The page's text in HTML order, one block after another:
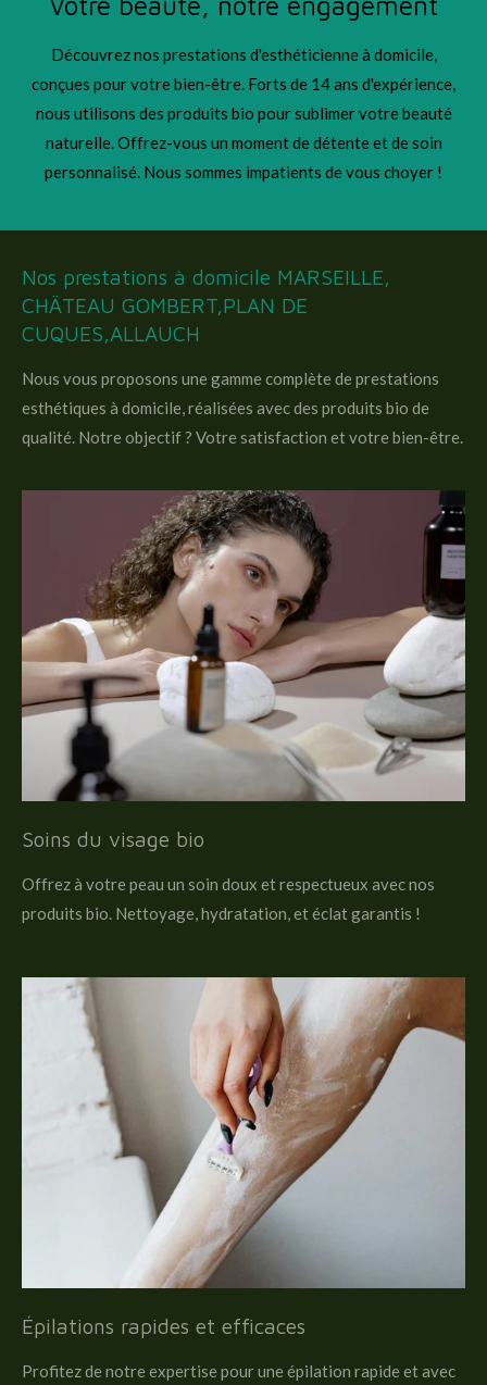
Découvrez nos prestations d'esthéticienne à domicile,
conçues pour votre bien-être. Forts de 14 ans d'expérience,
nous utilisons des produits bio pour sublimer votre beauté
naturelle. Offrez-vous un moment de détente et de soin
personnalisé. Nous sommes impatients de vous choyer !
Nos prestations à domicile MARSEILLE,
CHÄTEAU GOMBERT,PLAN DE
CUQUES,ALLAUCH
Nous vous proposons une gamme complète de prestations
esthétiques à domicile, réalisées avec des produits bio de
qualité. Notre objectif ? Votre satisfaction et votre bien-être.
Soins du visage bio
Offrez à votre peau un soin doux et respectueux avec nos
produits bio. Nettoyage, hydratation, et éclat garantis !
Épilations rapides et efficaces
Profitez de notre expertise pour une épilation rapide et avec